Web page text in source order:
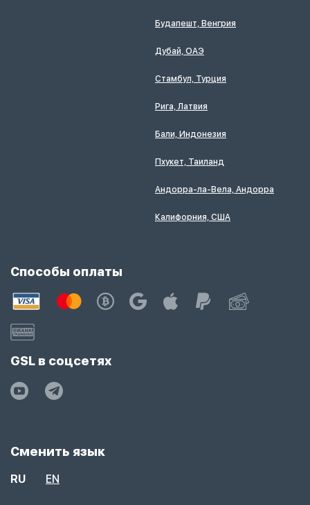
Будапешт, Венгрия
Дубай, ОАЭ
Стамбул, Турция
Рига, Латвия
Бали, Индонезия
Пхукет, Таиланд
Андорра-ла-Вела, Андорра
Калифорния, США
Способы оплаты
GSL в соцсетях
Сменить язык
RU EN